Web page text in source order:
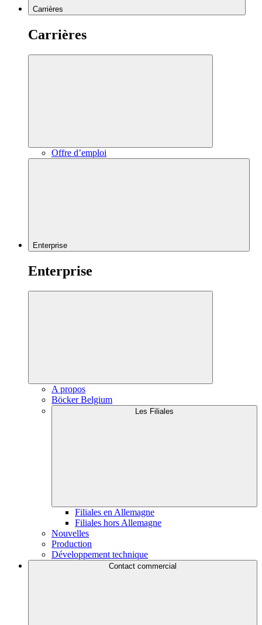
Carrières
Carrières
Offre d’emploi
Enterprise
Enterprise
A propos
Böcker Belgium
Les Filiales
Filiales en Allemagne
Filiales hors Allemagne
Nouvelles
Production
Développement technique
Contact commercial